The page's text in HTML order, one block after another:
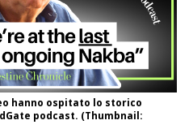
hanno ospitato lo storico
podcast. (Thumbnail: